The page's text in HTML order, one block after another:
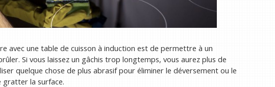
avec une table de cuisson à induction est de permettre à un
Si vous laissez un gâchis trop longtemps, vous aurez plus de
quelque chose de plus abrasif pour éliminer le déversement ou le
la surface.